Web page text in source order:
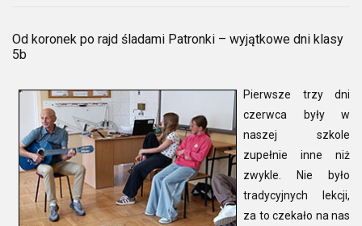
Od koronek po rajd śladami Patronki – wyjątkowe dni klasy
5b
Pierwsze trzy dni
czerwca były w
naszej szkole
zupełnie inne niż
zwykle. Nie było
tradycyjnych lekcji,
za to czekało na nas